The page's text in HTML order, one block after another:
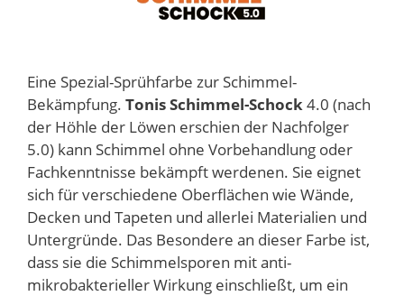
Eine Spezial-Sprühfarbe zur Schimmel-
Bekämpfung. Tonis Schimmel-Schock4.0 (nach
der Höhle der Löwen erschien der Nachfolger
5.0) kann Schimmel ohne Vorbehandlung oder
Fachkenntnisse bekämpft werdenen. Sie eignet
sich für verschiedene Oberflächen wie Wände,
Decken und Tapeten und allerlei Materialien und
Untergründe. Das Besondere an dieser Farbe ist,
dass sie die Schimmelsporen mit anti-
mikrobakterieller Wirkung einschließt, um ein